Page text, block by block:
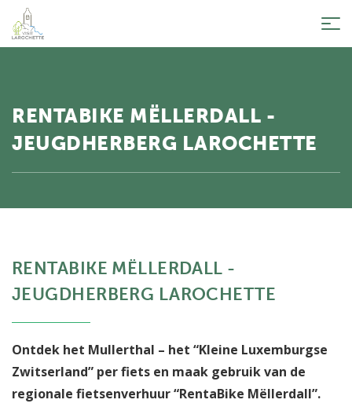
RENTABIKE MËLLERDALL -
JEUGDHERBERG LAROCHETTE
RENTABIKE MËLLERDALL -
JEUGDHERBERG LAROCHETTE
Ontdek het Mullerthal – het “Kleine Luxemburgse
Zwitserland” per fiets en maak gebruik van de
regionale fietsenverhuur “RentaBike Mëllerdall”.